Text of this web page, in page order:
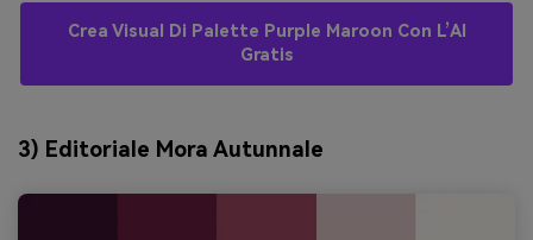
Crea Visual Di Palette Purple Maroon Con L’AI
Gratis
3) Editoriale Mora Autunnale